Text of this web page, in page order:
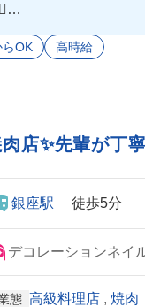
OK 高時給
店✨先輩が
銀座駅 徒歩5分
デコレーションネイ
態 高級料理店 , 焼肉